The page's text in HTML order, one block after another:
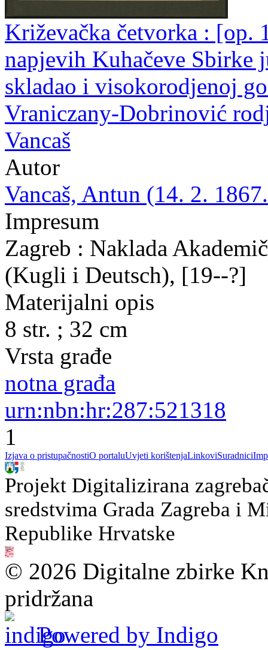
Križevačka četvorka : [op.
napjevih Kuhačeve Sbirke
skladao i visokorodjenoj
Vraniczany-Dobrinović
Vancaš
Autor
Vancaš, Antun (14. 2.
Impresum
Zagreb : Naklada
(Kugli i Deutsch), [19--?]
Materijalni opis
8 str. ; 32 cm
Vrsta građe
notna građa
urn:nbn:hr:287:521318
1
Izjava o pristupačnostiO portaluUvjeti korištenjaLinkoviSuradnici
Projekt Digitalizirana
sredstvima Grada Zagreba i
Republike Hrvatske
© 2026 Digitalne zbirke
pridržana
Powered by Indigo